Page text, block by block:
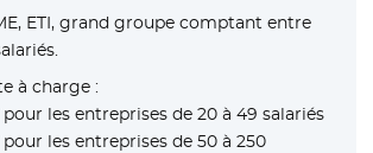
ETI, grand groupe comptant entre
à charge :
les entreprises de 20 à 49 salariés
les entreprises de 50 à 250